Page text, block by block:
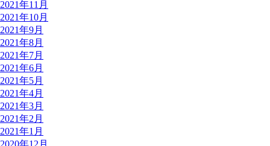
2021年11月
2021年10月
2021年9月
2021年8月
2021年7月
2021年6月
2021年5月
2021年4月
2021年3月
2021年2月
2021年1月
2020年12月